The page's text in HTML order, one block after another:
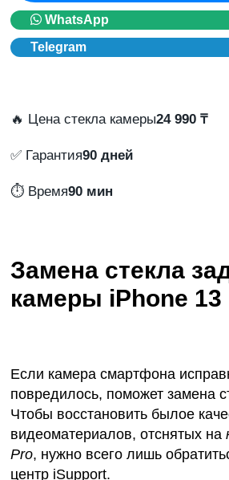
WhatsApp
Telegram
🔥 Цена стекла камеры24 990 ₸
✅ Гарантия90 дней
⏱️ Время90 мин
Замена стекла
камеры iPhone 13
Если камера смартфона
повредилось, поможет замена
Чтобы восстановить былое
видеоматериалов, отснятых на
Pro, нужно всего лишь
центр iSupport.